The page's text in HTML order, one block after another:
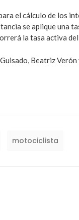
el cálculo de los
se aplique una
la tasa activa
Beatriz
motociclista